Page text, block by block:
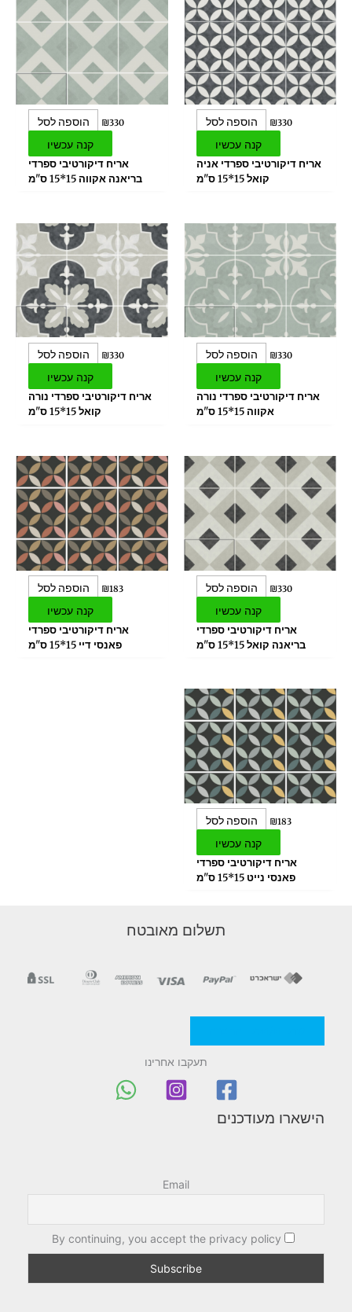
₪330 הוספה לסל
קנה עכשיו
אריח דיקורטיבי ספרדי אניה
קואל 15*15 ס"מ
₪330 הוספה לסל
קנה עכשיו
אריח דיקורטיבי ספרדי
בריאנה אקווה 15*15 ס"מ
₪330 הוספה לסל
קנה עכשיו
אריח דיקורטיבי ספרדי נורה
אקווה 15*15 ס"מ
₪330 הוספה לסל
קנה עכשיו
אריח דיקורטיבי ספרדי נורה
קואל 15*15 ס"מ
₪330 הוספה לסל
קנה עכשיו
אריח דיקורטיבי ספרדי
בריאנה קואל 15*15 ס"מ
₪183 הוספה לסל
קנה עכשיו
אריח דיקורטיבי ספרדי
פאנסי דיי 15*15 ס"מ
₪183 הוספה לסל
קנה עכשיו
אריח דיקורטיבי ספרדי
פאנסי נייט 15*15 ס"מ
תשלום מאובטח
תעקבו אחרינו
הישארו מעודכנים
Email
By continuing, you accept the privacy policy